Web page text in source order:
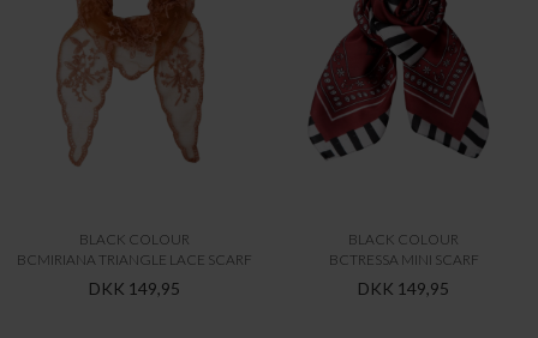
BLACK COLOUR
BCMIRIANA TRIANGLE LACE SCARF
DKK 149,95
BLACK COLOUR
BCTRESSA MINI SCARF
DKK 149,95